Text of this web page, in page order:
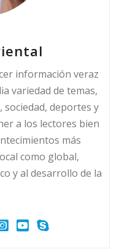
información veraz
variedad de temas,
deportes y
a los lectores bien
más
como global,
y al desarrollo de la